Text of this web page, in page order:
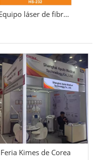
Máquina láser Q-Switched ND YAG Máquina láser para eliminación de tatuajes
Feria Kimes de Corea